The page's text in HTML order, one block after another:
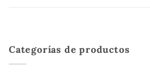
Categorías de productos